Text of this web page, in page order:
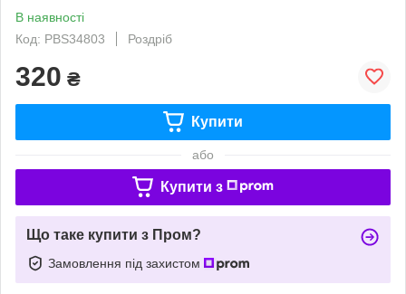
В наявності
Код: PBS34803
Роздріб
320 ₴
Купити
або
Купити з
Що таке купити з Пром?
Замовлення під захистом